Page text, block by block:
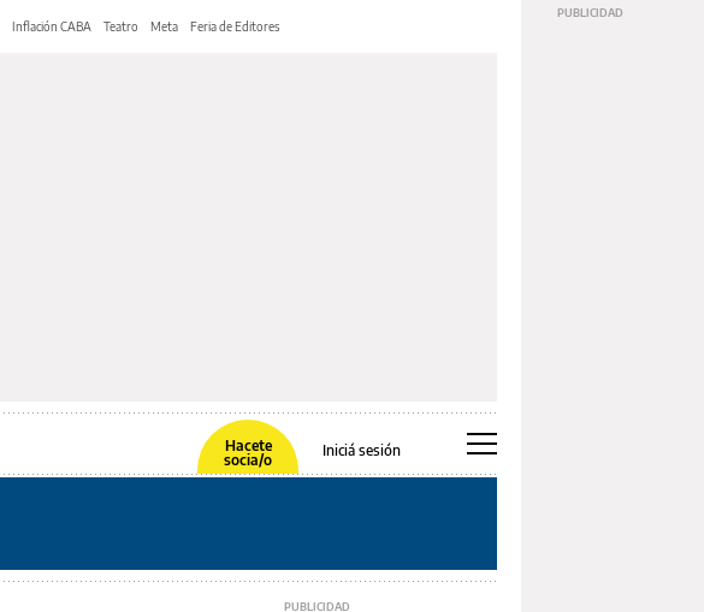
Inflación CABA Teatro Meta Feria de Editores
Hacete
socia/o
Iniciá sesión